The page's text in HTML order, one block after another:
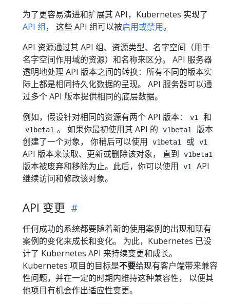
为了更容易演进和扩展其 API，Kubernetes 实现了
API 组， 这些 API 组可以被启用或禁用。
API 资源通过其 API 组、资源类型、名字空间（用于
名字空间作用域的资源）和名称来区分。 API 服务器
透明地处理 API 版本之间的转换：所有不同的版本实
际上都是相同持久化数据的呈现。 API 服务器可以通
过多个 API 版本提供相同的底层数据。
例如，假设针对相同的资源有两个 API 版本：
v1 和
v1beta1 。 如果你最初使用其 API 的 v1beta1
版本
创建了一个对象， 你稍后可以使用
v1beta1 或 v1
API 版本来读取、更新或删除该对象， 直到 v1beta1
版本被废弃和移除为止。此后，你可以使用 v1
API
继续访问和修改该对象。
API 变更
任何成功的系统都要随着新的使用案例的出现和现有
案例的变化来成长和变化。 为此，Kubernetes 已设
计了 Kubernetes API 来持续变更和成长。
Kubernetes 项目的目标是不要给现有客户端带来兼容
性问题，并在一定的时期内维持这种兼容性， 以便其
他项目有机会作出适应性变更。